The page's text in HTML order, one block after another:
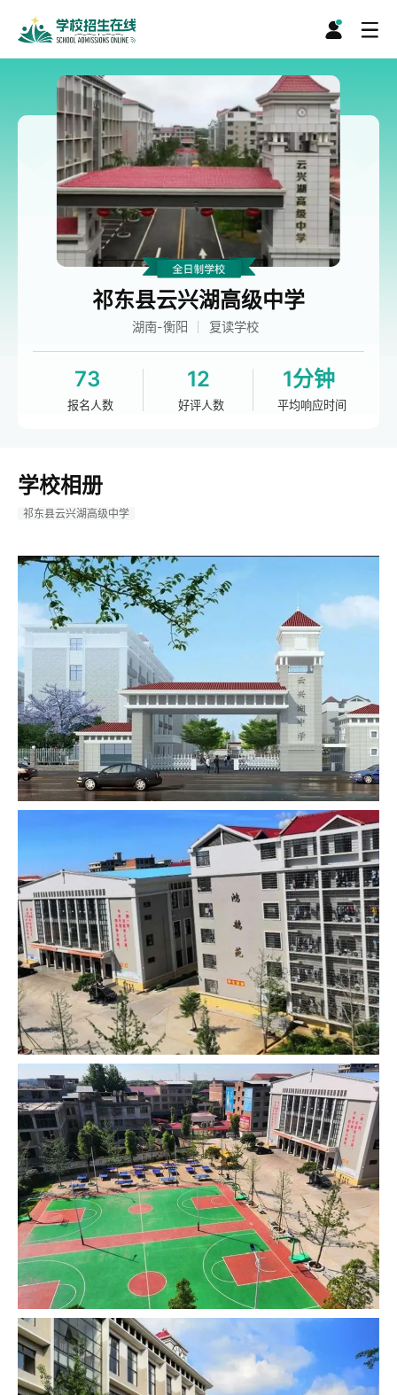
祁东县云兴湖高级中学
湖南-衡阳 复读学校
73
报名人数
12
好评人数
1分钟
平均响应时间
学校相册
祁东县云兴湖高级中学